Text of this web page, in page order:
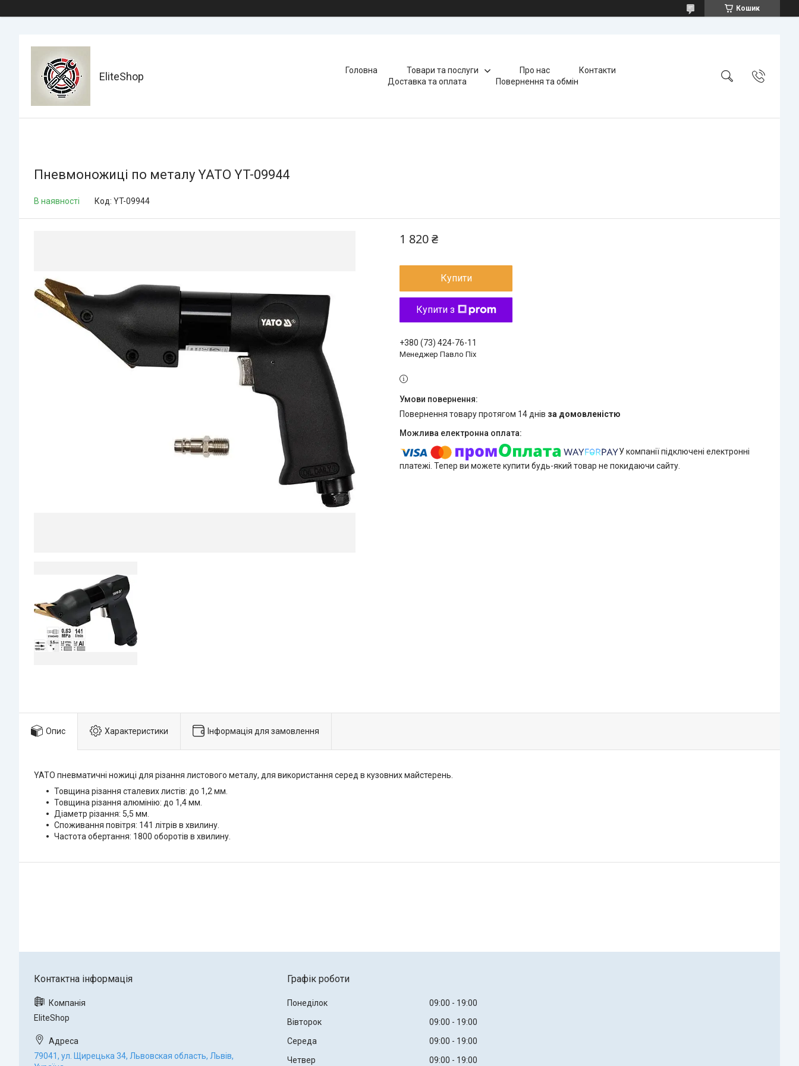
Кошик
EliteShop Головна Товари та послуги Про нас
Контакти
Доставка та оплата
Повернення та обмін
Пневмоножиці по металу YATO YT-09944
В наявності Код: YT-09944
1 820 ₴
Купити
Купити з
+380 (73) 424-76-11
Менеджер Павло Піх
повернення товару протягом 14 днів за домовленістю
У компанії підключені електронні
платежі. Тепер ви можете купити будь-який товар не покидаючи сайту.
Опис Характеристики Інформація для замовлення
YATO пневматичні ножиці для різання листового металу, для використання серед в кузовних майстерень.
Товщина різання сталевих листів: до 1,2 мм.
Товщина різання алюмінію: до 1,4 мм.
Діаметр різання: 5,5 мм.
Споживання повітря: 141 літрів в хвилину.
Частота обертання: 1800 оборотів в хвилину.
EliteShop
79041, ул. Щирецька 34, Львовская область, Львів,
Графік роботи
Понеділок 09:00
19:00
Вівторок
09:00
19:00
Середа
09:00
19:00
Четвер
09:00 19:00